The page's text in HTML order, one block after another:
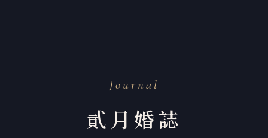
Journal
貳月婚誌